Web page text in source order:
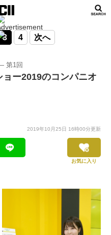
3 4 次へ
第1回
ー2019のコンパニオ
2019年10月25日 16時00分更新
お気に入り